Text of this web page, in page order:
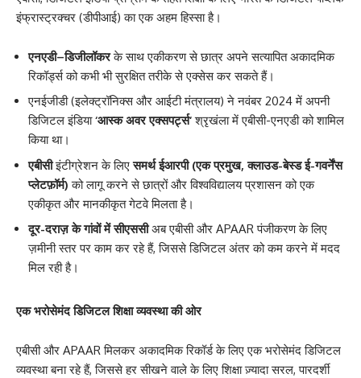
इंफ्रास्ट्रक्चर (डीपीआई) का एक अहम हिस्सा है।
एनएडी–डिजीलॉकरके साथ एकीकरण से छात्र अपने सत्यापित अकादमिक
रिकॉर्ड्स को कभी भी सुरक्षित तरीके से एक्सेस कर सकते हैं।
एनईजीडी (इलेक्ट्रॉनिक्स और आईटी मंत्रालय) ने नवंबर 2024 में अपनी
डिजिटल इंडिया‘आस्क अवर एक्सपर्ट्स‘श्रृखंला में एबीसी-एनएडी को शामिल
किया था।
एबीसीइंटीग्रेशन के लिएसमर्थ ईआरपी(एक प्रमुख,क्लाउड-बेस्ड ई-गवर्नेंस
प्लेटफ़ॉर्म) को लागू करने से छात्रों और विश्वविद्यालय प्रशासन को एक
एकीकृत और मानकीकृत गेटवे मिलता है।
दूर-दराज़ के गांवों मेंसीएससी अब एबीसी और APAAR पंजीकरण के लिए
ज़मीनी स्तर पर काम कर रहे हैं, जिससे डिजिटल अंतर को कम करने में मदद
मिल रही है।
एक भरोसेमंद डिजिटल शिक्षा व्यवस्था की ओर
एबीसी और APAAR मिलकर अकादमिक रिकॉर्ड के लिए एक भरोसेमंद डिजिटल
व्यवस्था बना रहे हैं, जिससे हर सीखने वाले के लिए शिक्षा ज़्यादा सरल, पारदर्शी